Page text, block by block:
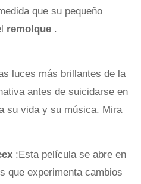
que su pequeño
remolque .
luces más brillantes de la
antes de suicidarse en
su vida y su música. Mira
:Esta película se abre en
que experimenta cambios